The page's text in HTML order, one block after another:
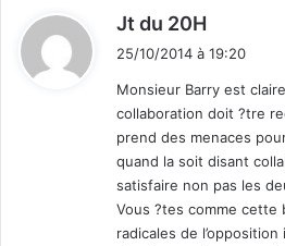
Jt du 20H
:
25/10/2014 à 19:20
Monsieur Barry est
collaboration doit ?tre
prend des menaces
quand la soit disant
satisfaire non pas les
Vous ?tes comme cette
radicales de l’opposition